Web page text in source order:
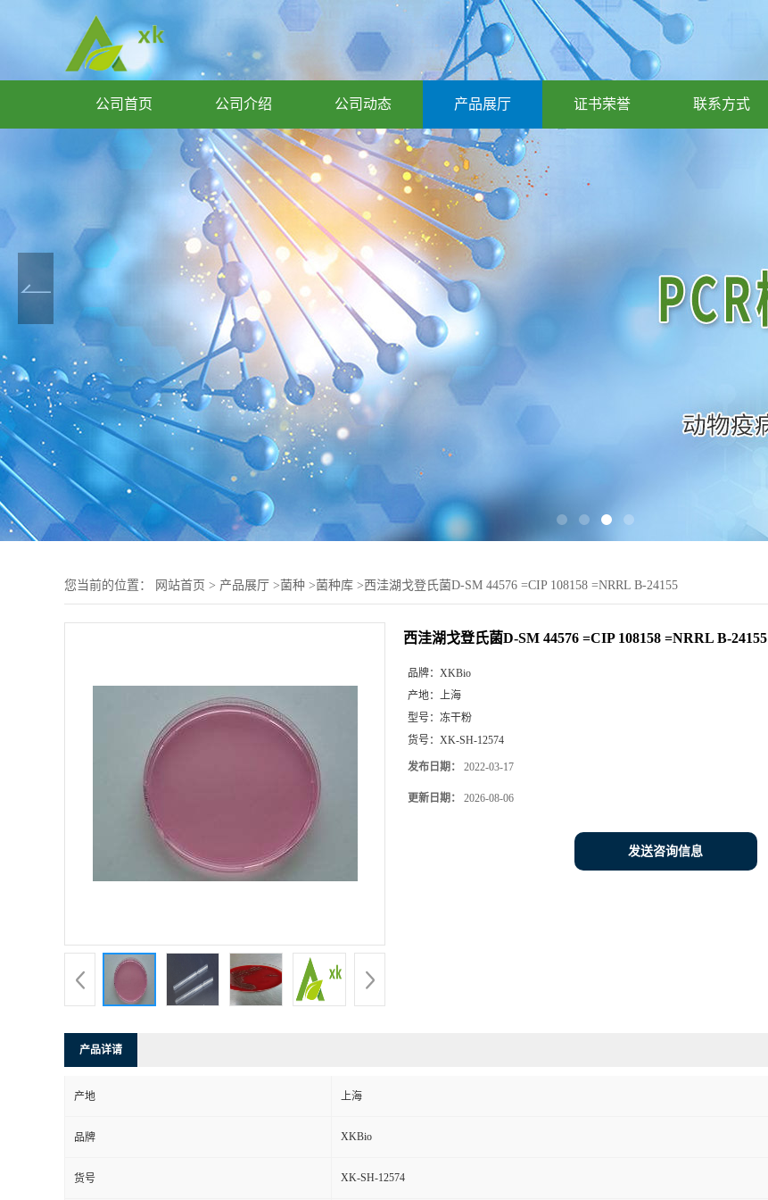
公司首页 公司介绍 公司动态 产品展厅 证书荣誉 联系方式
您当前的位置： 网站首页 > 产品展厅 >菌种 >菌种库 >西洼湖戈登氏菌D-SM 44576 =CIP 108158 =NRRL B-24155
西洼湖戈登氏菌D-SM 44576 =CIP 108158 =NRRL B-24155
品牌： XKBio
产地： 上海
型号： 冻干粉
货号： XK-SH-12574
发布日期： 2022-03-17
更新日期： 2026-08-06
发送咨询信息
产品详请
产地 上海
品牌 XKBio
货号 XK-SH-12574